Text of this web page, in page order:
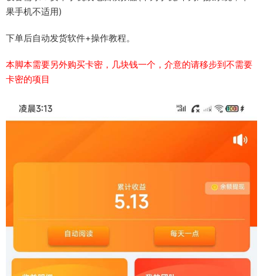
果手机不适用)
下单后自动发货软件+操作教程。
本脚本需要另外购买卡密，几块钱一个，介意的请移步到不需要
卡密的项目